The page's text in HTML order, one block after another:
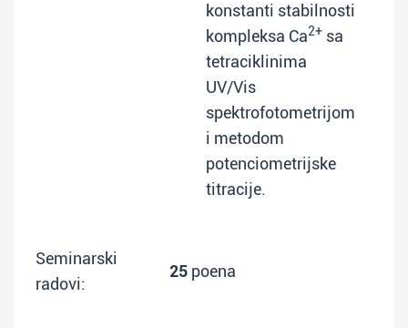
konstanti stabilnosti
kompleksa Ca2+ sa
tetraciklinima
UV/Vis
spektrofotometrijom
i metodom
potenciometrijske
titracije.
Seminarski
radovi:
25 poena